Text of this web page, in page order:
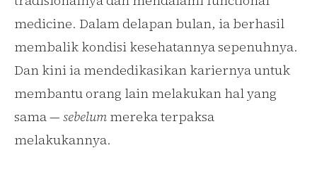
medicine. Dalam delapan bulan, ia berhasil
membalik kondisi kesehatannya sepenuhnya.
Dan kini ia mendedikasikan kariernya untuk
membantu orang lain melakukan hal yang
sama — sebelum mereka terpaksa
melakukannya.